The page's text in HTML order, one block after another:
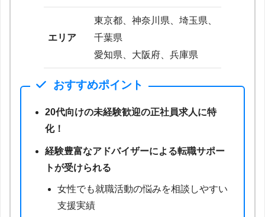
エリア
東京都、神奈川県、埼玉県、
千葉県
愛知県、大阪府、兵庫県
おすすめポイント
20代向けの未経験歓迎の正社員求人に特
化！
経験豊富なアドバイザーによる転職サポー
トが受けられる
女性でも就職活動の悩みを相談しやすい
支援実績